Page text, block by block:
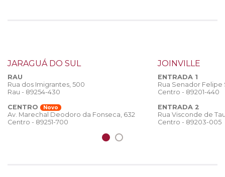
JARAGUÁ DO SUL
RAU
Rua dos Imigrantes, 500
Rau - 89254-430
CENTRO
Novo
Av. Marechal Deodoro da Fonseca, 632
Centro - 89251-700
JOINVILLE
ENTRADA 1
Rua Senador
Centro - 89201-440
ENTRADA 2
Rua Visconde de
Centro - 89203-005